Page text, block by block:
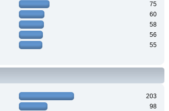
75
60
58
56
55
203
98